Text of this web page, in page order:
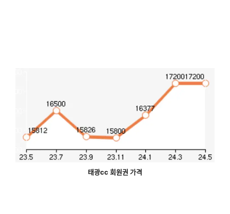
태광cc 회원권 가격